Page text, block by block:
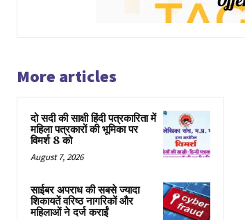
More articles
दो सदी की साक्षी हिंदी पत्रकारिता में
महिला पत्रकारों की भूमिका पर
विमर्श 8 को
August 7, 2026
साईबर अपराध की सबसे ज्यादा
शिकायतें वरिष्ठ नागरिकों और
महिलाओं ने दर्ज कराईं